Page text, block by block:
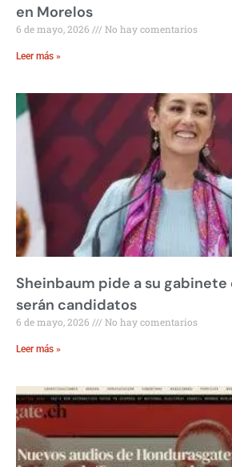
en Morelos
6 de mayo, 2026 No hay comentarios
Leer más »
Sheinbaum pide a su gabinete
serán candidatos
6 de mayo, 2026 No hay comentarios
Leer más »